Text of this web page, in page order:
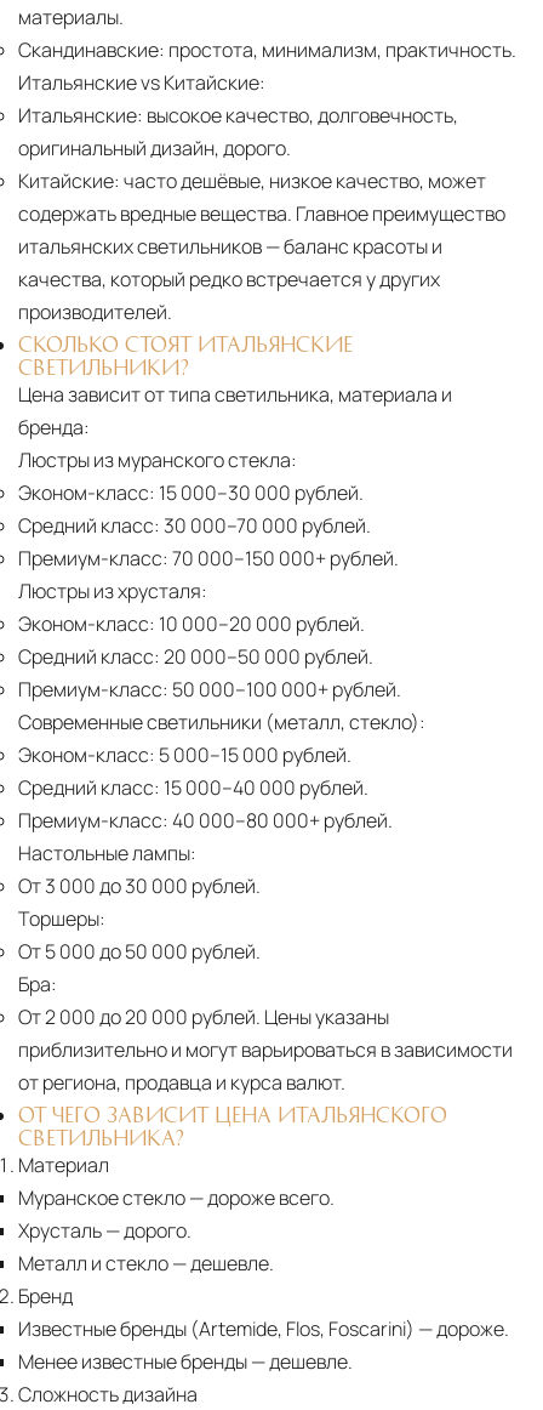
материалы.
Скандинавские: простота, минимализм, практичность.
Итальянские vs Китайские:
Итальянские: высокое качество, долговечность,
оригинальный дизайн, дорого.
Китайские: часто дешёвые, низкое качество, может
содержать вредные вещества. Главное преимущество
итальянских светильников — баланс красоты и
качества, который редко встречается у других
производителей.
СКОЛЬКО СТОЯТ ИТАЛЬЯНСКИЕ
СВЕТИЛЬНИКИ?
Цена зависит от типа светильника, материала и
бренда:
Люстры из муранского стекла:
Эконом-класс: 15 000–30 000 рублей.
Средний класс: 30 000–70 000 рублей.
Премиум-класс: 70 000–150 000+ рублей.
Люстры из хрусталя:
Эконом-класс: 10 000–20 000 рублей.
Средний класс: 20 000–50 000 рублей.
Премиум-класс: 50 000–100 000+ рублей.
Современные светильники (металл, стекло):
Эконом-класс: 5 000–15 000 рублей.
Средний класс: 15 000–40 000 рублей.
Премиум-класс: 40 000–80 000+ рублей.
Настольные лампы:
От 3 000 до 30 000 рублей.
Торшеры:
От 5 000 до 50 000 рублей.
Бра:
От 2 000 до 20 000 рублей. Цены указаны
приблизительно и могут варьироваться в зависимости
от региона, продавца и курса валют.
ОТ ЧЕГО ЗАВИСИТ ЦЕНА ИТАЛЬЯНСКОГО
СВЕТИЛЬНИКА?
Материал
Муранское стекло— дороже всего.
Хрусталь— дорого.
Металл и стекло— дешевле.
Бренд
Известные бренды (Artemide, Flos, Foscarini) — дороже.
Менее известные бренды— дешевле.
Сложность дизайна